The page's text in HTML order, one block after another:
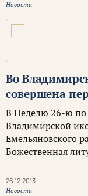
Новости
Во
совершена
В Неделю 26-ю по
Владимирской
Емельяновского
Божественная
26.12.2013
Новости